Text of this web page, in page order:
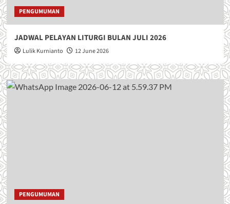
PENGUMUMAN
JADWAL PELAYAN LITURGI BULAN JULI 2026
Lulik Kurnianto 12 June 2026
PENGUMUMAN